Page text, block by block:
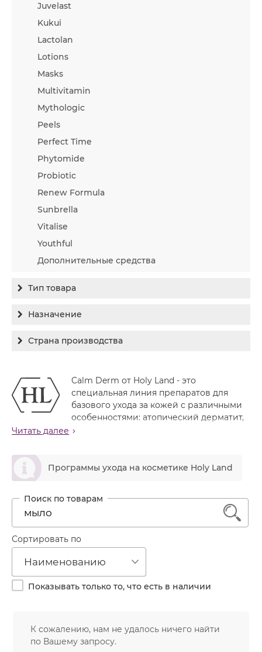
Juvelast
Kukui
Lactolan
Lotions
Masks
Multivitamin
Mythologic
Peels
Perfect Time
Phytomide
Probiotic
Renew Formula
Sunbrella
Vitalise
Youthful
Дополнительные средства
Тип товара
Бальзам
Концентрат
Крем солнцезащитный
Крем тональный
Мусс
Мыло
Набор косметики
Пилинг
Пудра
Шампунь
Назначение
Гиперпигментация
Заживление
Лечение акне
Обновление кожи
Очищение
Против морщин
Увлажнение
Страна производства
Канада
Россия
Calm Derm от Holy Land - это
специальная линия препаратов для
базового ухода за кожей с различными
особенностями: атопический дерматит,
купероз и розацеа, псориаз, себорея, повышенная
Назначение линии
Уменьшение проявлений купероза и
чувствительности кожи
Успокоение и уменьшение раздражения и
воспаленности кожи
также специальные препараты для лечения
кожных заболеваний
Линия препаратов CALM DERM это обновленная и
расширенная замена линии CALM RED
Читать далее
ဆ Программы ухода на косметике Holy Land
1
Сортировать по
Наименованию
Показывать только то, что есть в наличии
К сожалению, нам не удалось ничего найти
по Вашему запросу.